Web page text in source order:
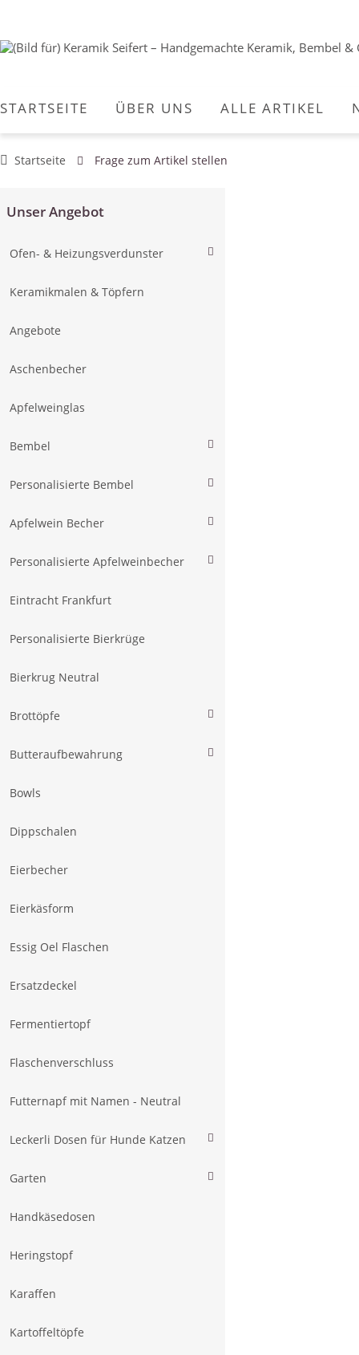
STARTSEITE ÜBER UNS ALLE ARTIKEL
Startseite Frage zum Artikel stellen
Unser Angebot
Ofen- & Heizungsverdunster
Keramikmalen & Töpfern
Angebote
Aschenbecher
Apfelweinglas
Bembel
Personalisierte Bembel
Apfelwein Becher
Personalisierte Apfelweinbecher
Eintracht Frankfurt
Personalisierte Bierkrüge
Bierkrug Neutral
Brottöpfe
Butteraufbewahrung
Bowls
Dippschalen
Eierbecher
Eierkäsform
Essig Oel Flaschen
Ersatzdeckel
Fermentiertopf
Flaschenverschluss
Futternapf mit Namen - Neutral
Leckerli Dosen für Hunde Katzen
Garten
Handkäsedosen
Heringstopf
Karaffen
Kartoffeltöpfe